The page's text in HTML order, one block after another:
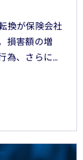
換が保険会社
損害額の増
為、さらには